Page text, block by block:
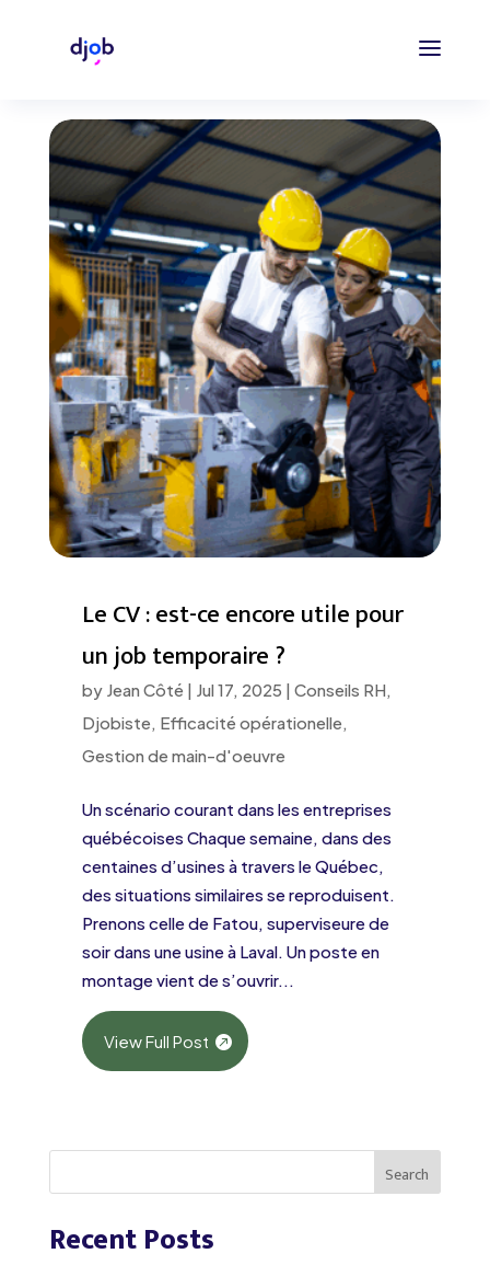
Le CV : est-ce encore utile pour
un job temporaire ?
by Jean Côté | Jul 17, 2025 | Conseils RH,
Djobiste, Efficacité opérationelle,
Gestion de main-d'oeuvre
Un scénario courant dans les entreprises
québécoises Chaque semaine, dans des
centaines d’usines à travers le Québec,
des situations similaires se reproduisent.
Prenons celle de Fatou, superviseure de
soir dans une usine à Laval. Un poste en
montage vient de s’ouvrir...
View Full Post
Search
Recent Posts